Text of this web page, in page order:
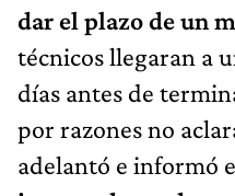
dar el plazo de un
técnicos llegaran a
días antes de
por razones no
adelantó e informó